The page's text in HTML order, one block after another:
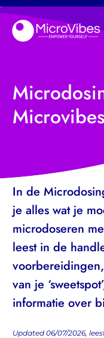
Microvibes
In de
je alles wat je
microdoseren
leest in de
van je
informatie over
Updated 06/07/2026,